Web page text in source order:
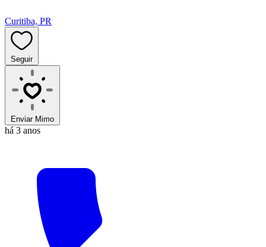
Curitiba, PR
Seguir
Enviar Mimo
há 3 anos